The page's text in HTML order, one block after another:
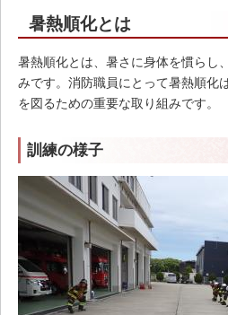
暑熱順化とは
暑熱順化とは、暑さに身体を慣らし
みです。消防職員にとって暑熱順化
を図るための重要な取り組みです。
訓練の様子